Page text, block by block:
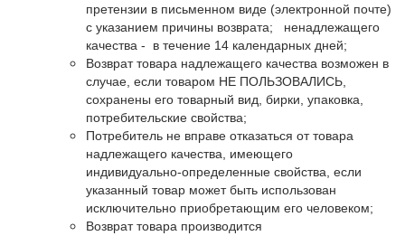
претензии в письменном виде (электронной почте)
с указанием причины возврата; ненадлежащего
качества - в течение 14 календарных дней;
Возврат товара надлежащего качества возможен в
случае, если товаром НЕ ПОЛЬЗОВАЛИСЬ,
сохранены его товарный вид, бирки, упаковка,
потребительские свойства;
Потребитель не вправе отказаться от товара
надлежащего качества, имеющего
индивидуально-определенные свойства, если
указанный товар может быть использован
исключительно приобретающим его человеком;
Возврат товара производится